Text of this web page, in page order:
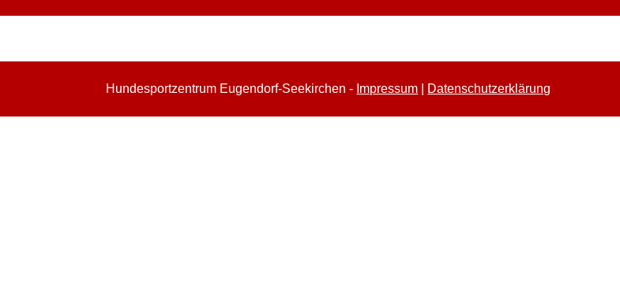
Hundesportzentrum Eugendorf-Seekirchen - Impressum Datenschutzerklärung